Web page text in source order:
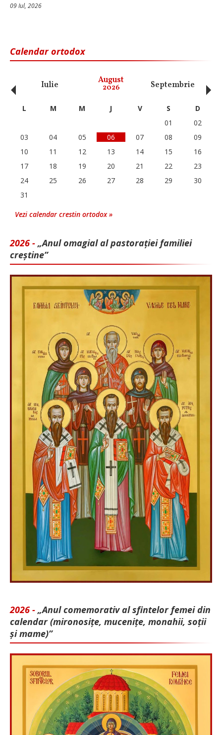
09 Iul, 2026
Calendar ortodox
Iulie August
2026 Septembrie
‹ L M M J V S
D
01
02
03
04 05 06 07 08
09
10
11 12 13 14 15
16
17
18 19 20 21 22
23
24
25 26 27 28 29
30
31
Vezi calendar crestin ortodox »
2026 - „Anul omagial al pastorației familiei
creștine”
2026 - „Anul comemorativ al sfintelor femei din
calendar (mironosițe, mu­cenițe, monahii, soții
și mame)”